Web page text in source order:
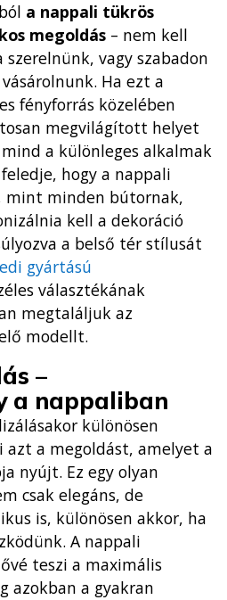
a nappali tükrös
megoldás– nem kell
vagy szabadon
Ha ezt a
fényforrás közelében
megvilágított helyet
a különleges alkalmak
hogy a nappali
mint minden bútornak,
kell a dekoráció
a belső tér stílusát
gyártású
választékának
megtaláljuk az
modellt.
–
a nappaliban
különösen
a megoldást, amelyet a
nyújt. Ez egy olyan
csak elegáns, de
is, különösen akkor, ha
A nappali
teszi a maximális
azokban a gyakran